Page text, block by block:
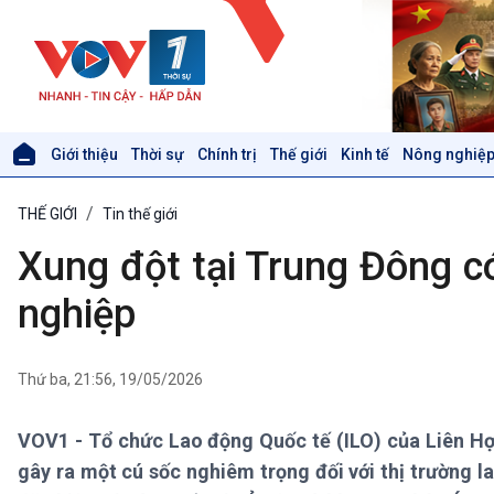
Giới thiệu Thời sự Chính trị Thế giới Kinh tế Nông
Thời sự 18h
Xã hội
Tin Đời sống & Xã hội
Khoa học & Công nghệ
Tin Khoa học & Công nghệ
THẾ GIỚI Tin thế giới
Xung đột tại Trung Đông
nghiệp
Thứ ba, 21:56, 19/05/2026
VOV1 - Tổ chức Lao động Quốc tế (ILO) của Liên
gây ra một cú sốc nghiêm trọng đối với thị trường